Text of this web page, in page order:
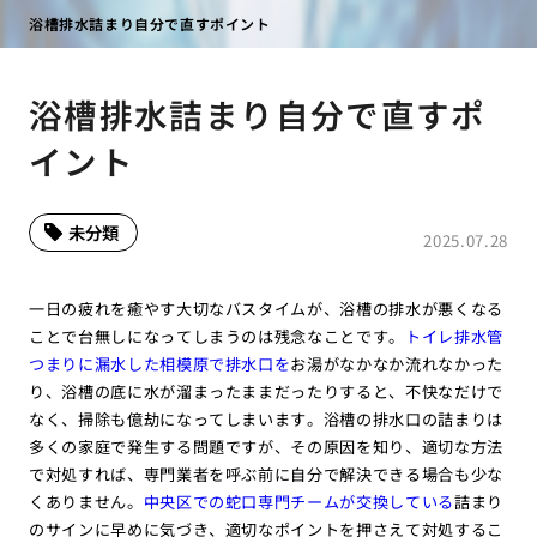
浴槽排水詰まり自分で直すポイント
浴槽排水詰まり自分で直すポ
イント
2025.07.28
未分類
一日の疲れを癒やす大切なバスタイムが、浴槽の排水が悪くなる
ことで台無しになってしまうのは残念なことです。
トイレ排水管
つまりに漏水した相模原で排水口をお湯がなかなか流れなかった
り、浴槽の底に水が溜まったままだったりすると、不快なだけで
なく、掃除も億劫になってしまいます。浴槽の排水口の詰まりは
多くの家庭で発生する問題ですが、その原因を知り、適切な方法
で対処すれば、専門業者を呼ぶ前に自分で解決できる場合も少な
くありません。 中央区での蛇口専門チームが交換している詰まり
のサインに早めに気づき、適切なポイントを押さえて対処するこ